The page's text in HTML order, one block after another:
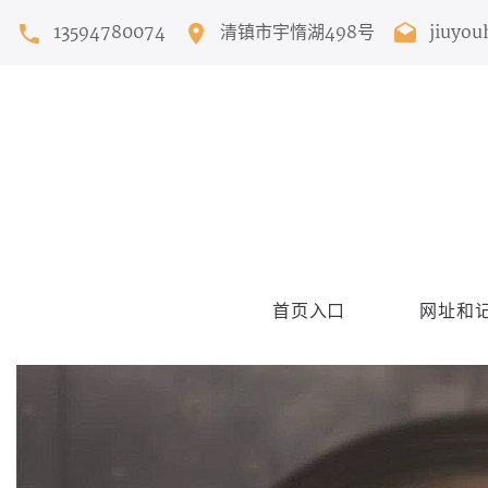
13594780074 清镇市宇惰湖498号
首页入口 网址和